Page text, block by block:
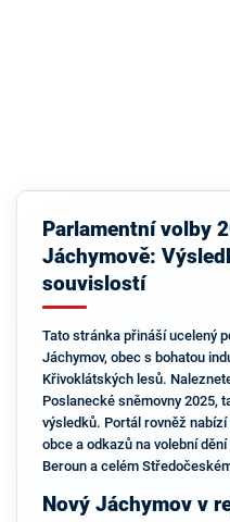
Parlamentní volby
Jáchymově:
souvislostí
Tato stránka přináší ucelený
Jáchymov, obec s bohatou
Křivoklátských lesů.
Poslanecké sněmovny 2025,
výsledků. Portál rovněž
obce a odkazů na volební
Beroun a celém
Nový Jáchymov v